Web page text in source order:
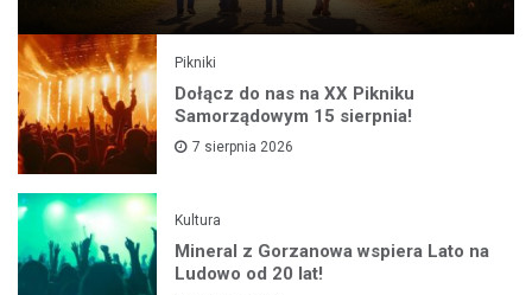
Pikniki
Dołącz do nas na XX Pikniku
Samorządowym 15 sierpnia!
7 sierpnia 2026
Kultura
Mineral z Gorzanowa wspiera Lato na
Ludowo od 20 lat!